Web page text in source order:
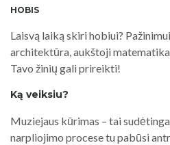
HOBIS
Laisvą laiką skiri hobiui?
architektūra, aukštoji
Tavo žinių gali prireikti!
Ką veiksiu?
Muziejaus kūrimas – tai
narpliojimo procese tu pabūsi